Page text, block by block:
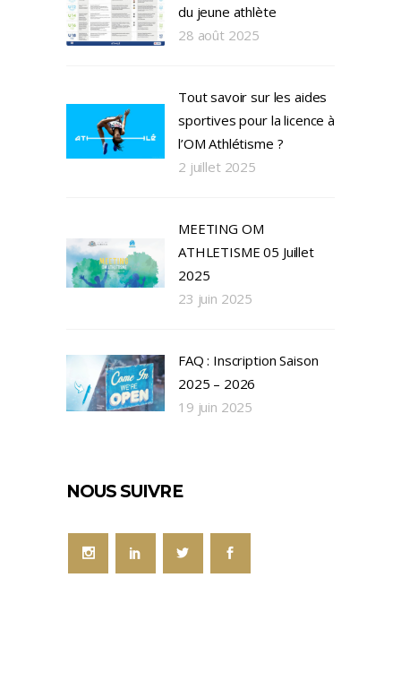
du jeune athlète
28 août 2025
Tout savoir sur les aides
sportives pour la licence à
l’OM Athlétisme ?
2 juillet 2025
MEETING OM
ATHLETISME 05 Juillet
2025
23 juin 2025
FAQ : Inscription Saison
2025 – 2026
19 juin 2025
NOUS SUIVRE